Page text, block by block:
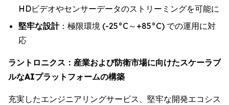
HDビデオやセンサーデータのストリーミングを可能に
堅牢な設計：極限環境 (-25°C～+85°C) での運用に対
応
ラントロニクス：産業および防衛市場に向けたスケーラブ
ルなAIプラットフォームの構築
充実したエンジニアリングサービス、堅牢な開発エコシス